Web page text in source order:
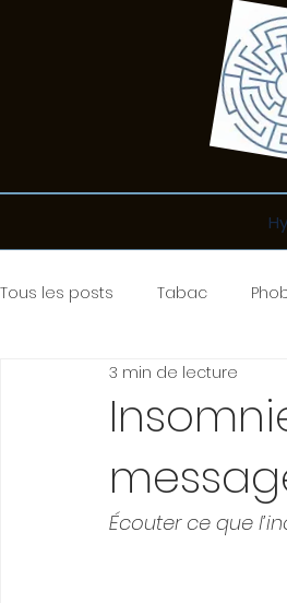
Tous les posts Tabac
Mécanismes3 min de lecture
Écouter ce que